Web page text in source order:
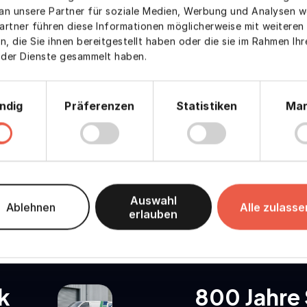
unsere Partner für soziale Medien, Werbung und Analysen
führen diese Informationen möglicherweise mit weiteren
die Sie ihnen bereitgestellt haben oder die sie im Rahmen
Dienste gesammelt haben.
Präferenzen Statistiken
Ablehnen
Auswahl
erlauben
Alle
800